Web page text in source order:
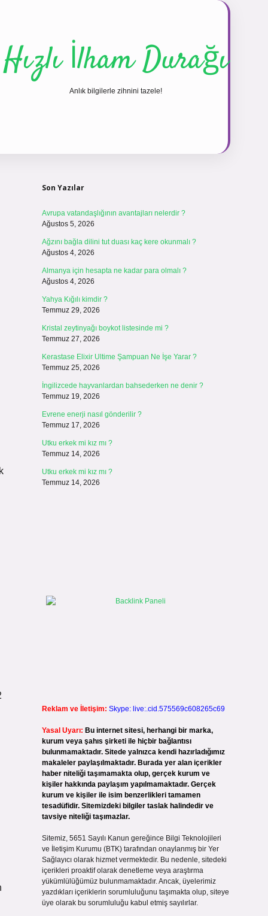
Hızlı İlham Durağı
Anlık bilgilerle zihnini tazele!
Son Yazılar
Avrupa vatandaşlığının avantajları nelerdir ?
Ağustos 5, 2026
Ağzını bağla dilini tut duası kaç kere okunmalı ?
Ağustos 4, 2026
Almanya için hesapta ne kadar para olmalı ?
Ağustos 4, 2026
Yahya Kığılı kimdir ?
Temmuz 29, 2026
Kristal zeytinyağı boykot listesinde mi ?
Temmuz 27, 2026
Kerastase Elixir Ultime Şampuan Ne İşe Yarar ?
Temmuz 25, 2026
İngilizcede hayvanlardan bahsederken ne denir ?
Temmuz 19, 2026
Evrene enerji nasıl gönderilir ?
Temmuz 17, 2026
Utku erkek mi kız mı ?
Temmuz 14, 2026
Utku erkek mi kız mı ?
Temmuz 14, 2026
Reklam ve İletişim: Skype: live:.cid.575569c608265c69
Yasal Uyarı: Bu internet sitesi, herhangi bir marka,
kurum veya şahıs şirketi ile hiçbir bağlantısı
bulunmamaktadır. Sitede yalnızca kendi hazırladığımız
makaleler paylaşılmaktadır. Burada yer alan içerikler
haber niteliği taşımamakta olup, gerçek kurum ve
kişiler hakkında paylaşım yapılmamaktadır. Gerçek
kurum ve kişiler ile isim benzerlikleri tamamen
tesadüfidir. Sitemizdeki bilgiler taslak halindedir ve
tavsiye niteliği taşımazlar.
Sitemiz, 5651 Sayılı Kanun gereğince Bilgi Teknolojileri
ve İletişim Kurumu (BTK) tarafından onaylanmış bir Yer
Sağlayıcı olarak hizmet vermektedir. Bu nedenle, sitedeki
içerikleri proaktif olarak denetleme veya araştırma
yükümlülüğümüz bulunmamaktadır. Ancak, üyelerimiz
yazdıkları içeriklerin sorumluluğunu taşımakta olup, siteye
üye olarak bu sorumluluğu kabul etmiş sayılırlar.